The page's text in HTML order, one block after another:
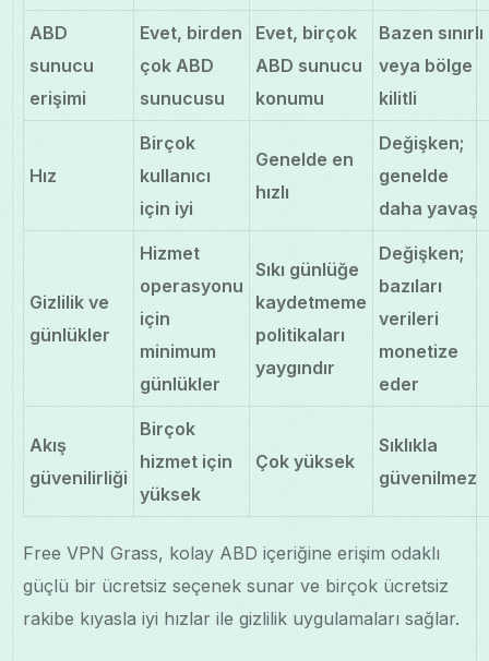
ABD
sunucu
erişimi
Evet, birden
çok ABD
sunucusu
Evet, birçok
ABD sunucu
konumu
Bazen sınırlı
veya bölge
kilitli
Hız
Birçok
kullanıcı
için iyi
Genelde en
hızlı
Değişken;
genelde
daha yavaş
Gizlilik ve
günlükler
Hizmet
operasyonu
için
minimum
günlükler
Sıkı günlüğe
kaydetmeme
politikaları
yaygındır
Değişken;
bazıları
verileri
monetize
eder
Akış
güvenilirliği
Birçok
hizmet için
yüksek
Çok yüksek
Sıklıkla
güvenilmez
Free VPN Grass, kolay ABD içeriğine erişim odaklı
güçlü bir ücretsiz seçenek sunar ve birçok ücretsiz
rakibe kıyasla iyi hızlar ile gizlilik uygulamaları sağlar.